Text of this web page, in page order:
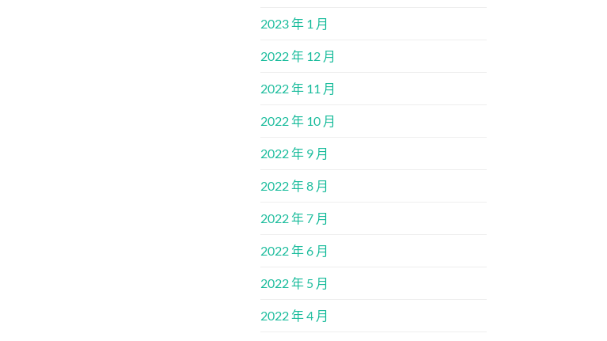
2023 年 1 月
2022 年 12 月
2022 年 11 月
2022 年 10 月
2022 年 9 月
2022 年 8 月
2022 年 7 月
2022 年 6 月
2022 年 5 月
2022 年 4 月